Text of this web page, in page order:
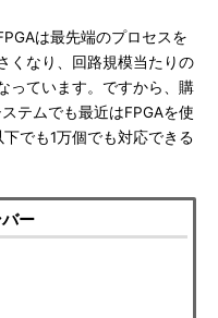
は最先端のプロセスを
くなり、回路規模当たりの
っています。ですから、購
テムでも最近はFPGAを使
でも1万個でも対応できる
ー